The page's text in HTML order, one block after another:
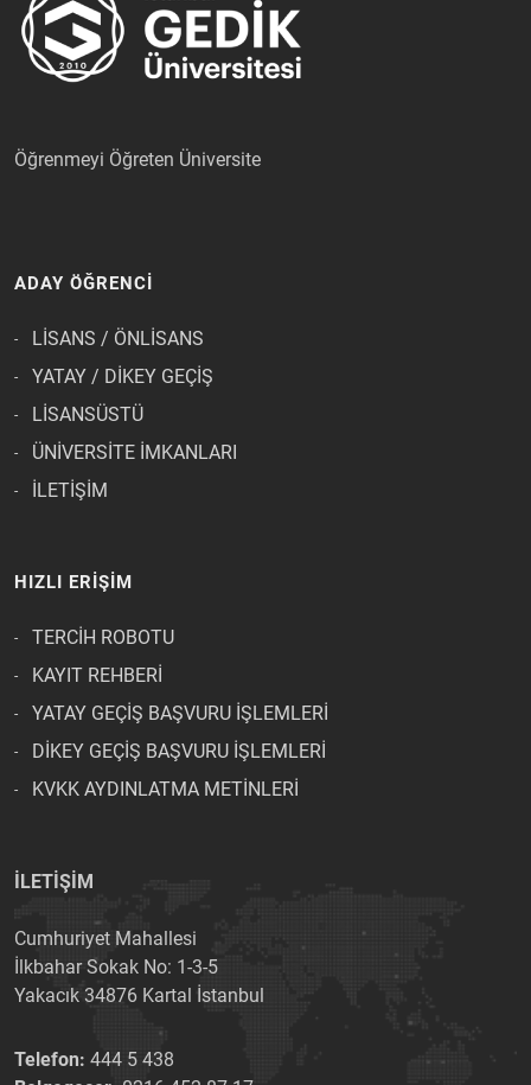
Öğrenmeyi Öğreten Üniversite
ADAY ÖĞRENCİ
LİSANS / ÖNLİSANS
YATAY / DİKEY GEÇİŞ
LİSANSÜSTÜ
ÜNİVERSİTE İMKANLARI
İLETİŞİM
HIZLI ERİŞİM
TERCİH ROBOTU
KAYIT REHBERİ
YATAY GEÇİŞ BAŞVURU İŞLEMLERİ
DİKEY GEÇİŞ BAŞVURU İŞLEMLERİ
KVKK AYDINLATMA METİNLERİ
İLETİŞİM
Cumhuriyet Mahallesi
İlkbahar Sokak No: 1-3-5
Yakacık 34876 Kartal İstanbul
Telefon: 444 5 438